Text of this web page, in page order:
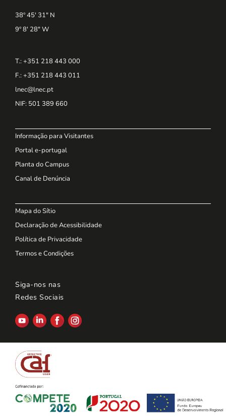
38º 45' 31" N
9º 8' 28" W
T.: +351 218 443 000
F.: +351 218 443 011
lnec@lnec.pt
NIF: 501 389 660
Informação para Visitantes
Portal e-portugal
Planta do Campus
Canal de Denúncia
Mapa do Sítio
Declaração de Acessibilidade
Política de Privacidade
Termos e Condições
Siga-nos nas
Redes Sociais